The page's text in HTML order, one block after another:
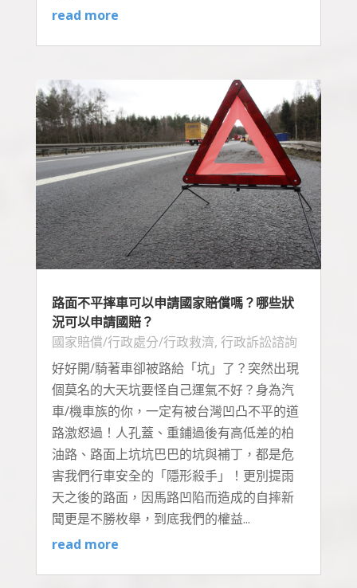
read more
路面不平摔車可以申請國家賠償嗎？哪些狀
況可以申請國賠？
國家賠償/行政處分/行政救濟, 行政訴訟諮詢
好好開/騎著車卻被路給「坑」了？突然出現
個莫名的大天坑要怪自己運氣不好？身為汽
車/機車族的你，一定有被台灣凹凸不平的道
路激怒過！人孔蓋、重鋪過後有高低差的柏
油路、路面上坑坑巴巴的坑與補丁，都是危
害我們行車安全的「隱形殺手」！更別提雨
天之後的路面，因馬路凹陷而造成的自摔新
聞更是不勝枚舉，到底我們的權益...
read more